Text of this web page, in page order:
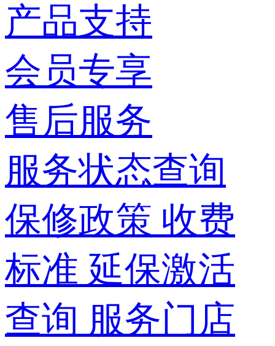
产品支持
会员专享
售后服务
服务状态查询
保修政策 收费
标准 延保激活
查询 服务门店